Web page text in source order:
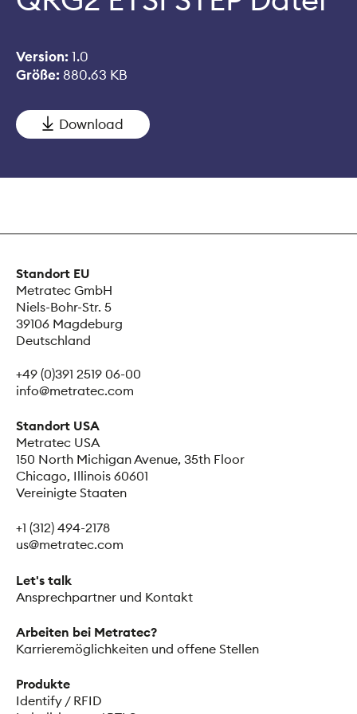
Version:1.0
Größe:880.63 KB
Download
Standort EU
Metratec GmbH
Niels-Bohr-Str. 5
39106 Magdeburg
Deutschland
+49 (0)391 2519 06-00
info@metratec.com
Standort USA
Metratec USA
150 North Michigan Avenue, 35th Floor
Chicago, Illinois 60601
Vereinigte Staaten
+1 (312) 494-2178
us@metratec.com
Let's talk
Ansprechpartner und Kontakt
Arbeiten bei Metratec?
Karrieremöglichkeiten und offene Stellen
Produkte
Identify / RFID